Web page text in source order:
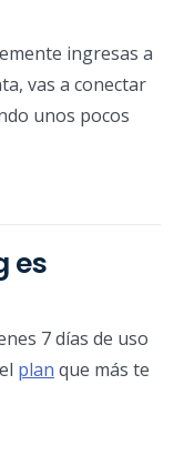
ingresas a
vas a conectar
unos pocos
es
7 días de uso
plan que más te